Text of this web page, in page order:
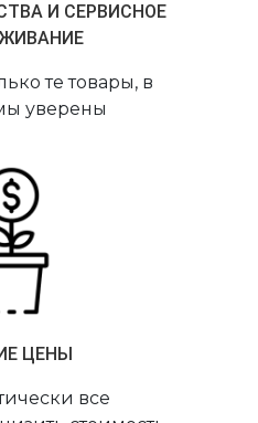
И СЕРВИСНОЕ
те товары, в
уверены
ЦЕНЫ
все